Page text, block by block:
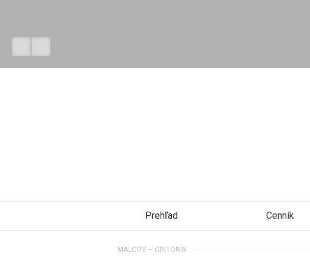
Prehľad Cenník
MALCOV – CINTORÍN